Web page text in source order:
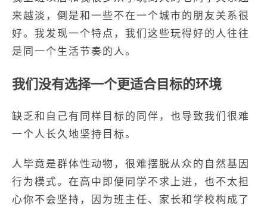
来越淡，倒是和一些不在一个城市的朋友关系很
好。我发现一个特点，我们这些玩得好的人往往
是同一个生活节奏的人。
我们没有选择一个更适合目标的环境
缺乏和自己有同样目标的同伴，也导致我们很难
一个人长久地坚持目标。
人毕竟是群体性动物，很难摆脱从众的自然基因
行为模式。在高中即便同学不求上进，也不太担
心你不会坚持，因为班主任、家长和学校构成了